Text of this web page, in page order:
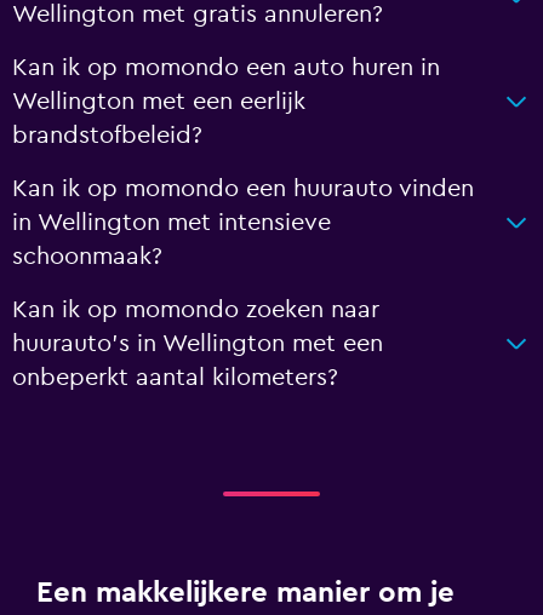
Wellington met gratis annuleren?
Kan ik op momondo een auto huren in
Wellington met een eerlijk
brandstofbeleid?
Kan ik op momondo een huurauto vinden
in Wellington met intensieve
schoonmaak?
Kan ik op momondo zoeken naar
huurauto's in Wellington met een
onbeperkt aantal kilometers?
Een makkelijkere manier om je